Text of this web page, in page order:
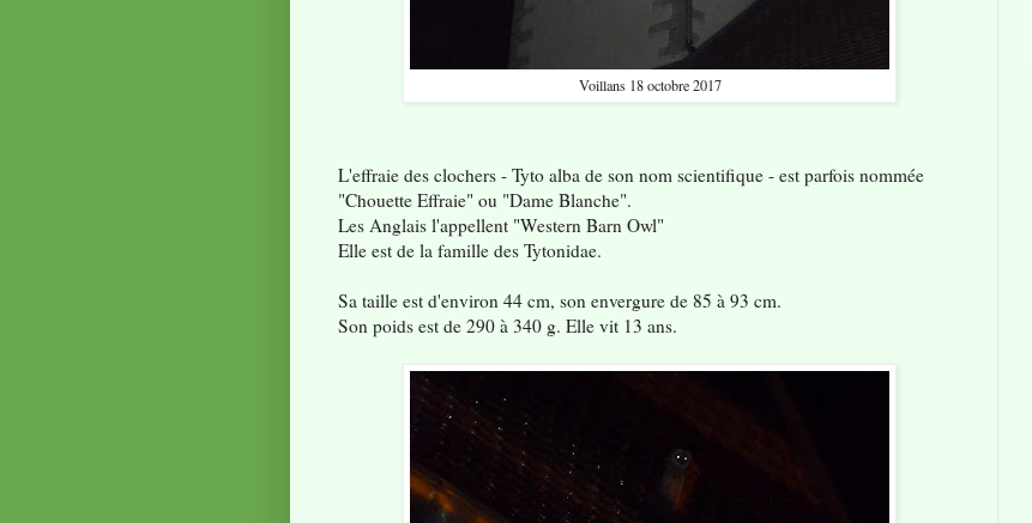
Voillans 18 octobre 2017
L'effraie des clochers - Tyto alba de son nom scientifique - est parfois nommée
"Chouette Effraie" ou "Dame Blanche".
Les Anglais l'appellent "Western Barn Owl"
Elle est de la famille des Tytonidae.
Sa taille est d'environ 44 cm, son envergure de 85 à 93 cm.
Son poids est de 290 à 340 g. Elle vit 13 ans.